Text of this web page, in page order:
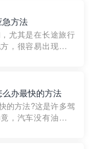
一种高效可靠的救
救援专...
急方法
尤其是在长途旅行
，很容易出现这种
的紧急情况。 首
穿...
办最快的方法
的方法?这是许多驾
，汽车没有油就无